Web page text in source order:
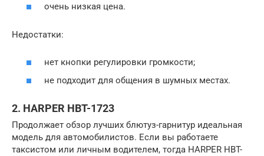
очень низкая цена.
Недостатки:
нет кнопки регулировки громкости;
не подходит для общения в шумных местах.
2. HARPER HBT-1723
Продолжает обзор лучших блютуз-гарнитур идеальная
модель для автомобилистов. Если вы работаете
таксистом или личным водителем, тогда HARPER HBT-